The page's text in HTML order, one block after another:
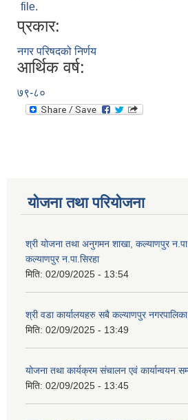
file.
प्रकार:
नगर परिषदको निर्णय
आर्थिक वर्ष:
७९-८०
योजना तथा परियोजना
श्री योजना तथा अनुगमन शाखा, कल्याणपुर न.पा.
कल्याणपुर न.पा.सिरहा
मिति: 02/09/2025 - 13:54
श्री वडा कार्यालयहरु सबै कल्याणपुर
मिति: 02/09/2025 - 13:49
योजना तथा कार्यक्रम संचालन एवं कार्यान्वयन
मिति: 02/09/2025 - 13:45